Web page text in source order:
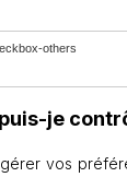
others
je
vos